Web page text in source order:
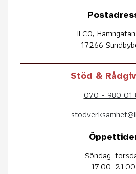
ILCO,
17266
Stöd &
070 - 980 01
17:00–21:00